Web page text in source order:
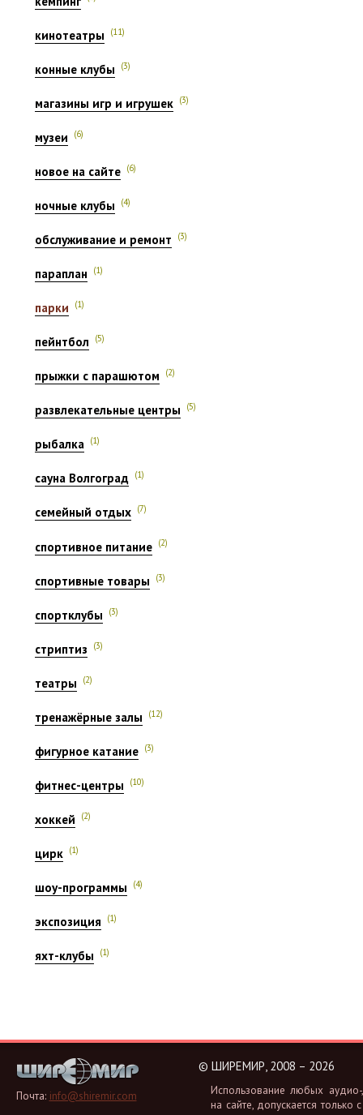
кинотеатры (11)
конные клубы (3)
магазины игр и игрушек (3)
музеи (6)
новое на сайте (6)
ночные клубы (4)
обслуживание и ремонт (3)
параплан (1)
парки (1)
пейнтбол (5)
прыжки с парашютом (2)
развлекательные центры (5)
рыбалка (1)
сауна Волгоград (1)
семейный отдых (7)
спортивное питание (2)
спортивные товары (3)
спортклубы (3)
стриптиз (3)
театры (2)
тренажёрные залы (12)
фигурное катание (3)
фитнес-центры (10)
хоккей (2)
цирк (1)
шоу-программы (4)
экспозиция (1)
яхт-клубы (1)
Почта: info@shiremir.com
© ШИРЕМИР, 2008 – 2026
Ис­поль­зо­ва­ние любых
на сайте, до­пус­ка­ет­ся